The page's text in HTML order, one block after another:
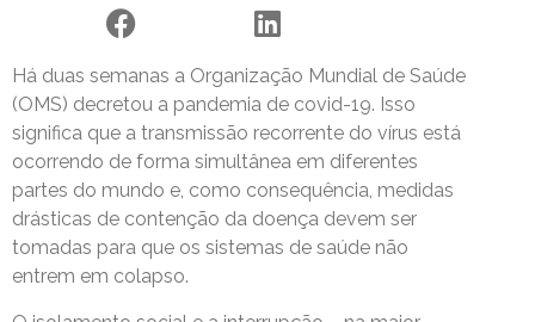
Há duas semanas a Organização Mundial de Saúde
(OMS) decretou a pandemia de covid-19. Isso
significa que a transmissão recorrente do vírus está
ocorrendo de forma simultânea em diferentes
partes do mundo e, como consequência, medidas
drásticas de contenção da doença devem ser
tomadas para que os sistemas de saúde não
entrem em colapso.